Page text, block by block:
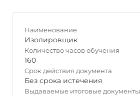
Наименование
Изолировщик
Количество часов обучения
160
Срок действия документа
Без срока истечения
Выдаваемые итоговые документы